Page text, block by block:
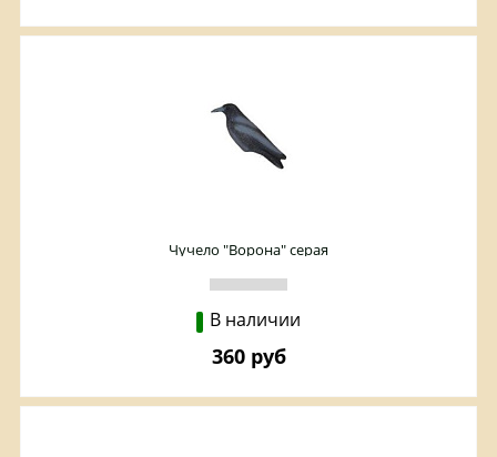
Чучело "Ворона" серая
В наличии
360 руб